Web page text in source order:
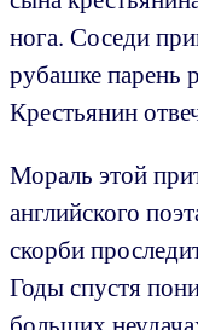
нога. Соседи
рубашке парень
Крестьянин
Мораль этой
английского
скорби
Годы спустя